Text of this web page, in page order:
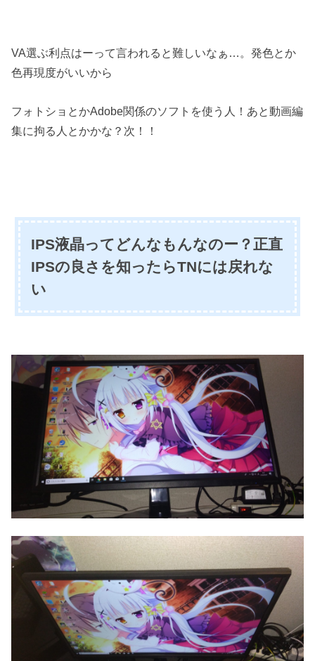
VA選ぶ利点はーって言われると難しいなぁ…。発色とか
色再現度がいいから
フォトショとかAdobe関係のソフトを使う人！あと動画編
集に拘る人とかかな？次！！
IPS液晶ってどんなもんなのー？正直
IPSの良さを知ったらTNには戻れな
い